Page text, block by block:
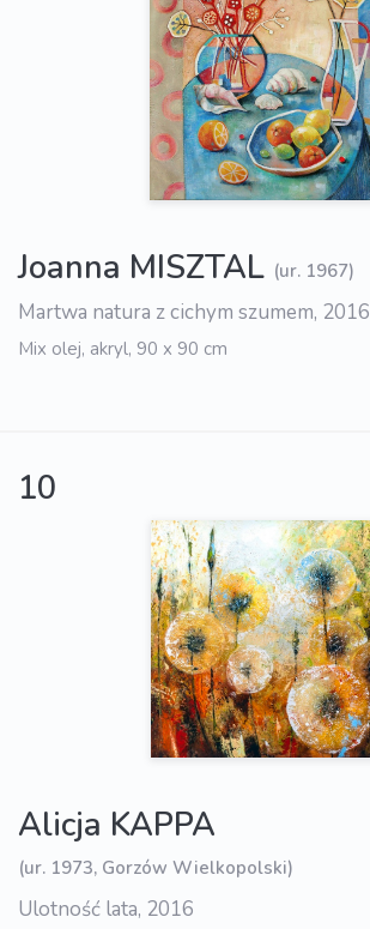
Joanna MISZTAL (ur. 1967)
Martwa natura z cichym szumem, 2016
Mix olej, akryl, 90 x 90 cm
10
Alicja KAPPA
(ur. 1973, Gorzów Wielkopolski)
Ulotność lata, 2016